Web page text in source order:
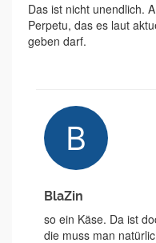
Das ist nicht unendlich.
Perpetu, das es laut
geben darf.
BlaZin
so ein Käse. Da ist
die muss man